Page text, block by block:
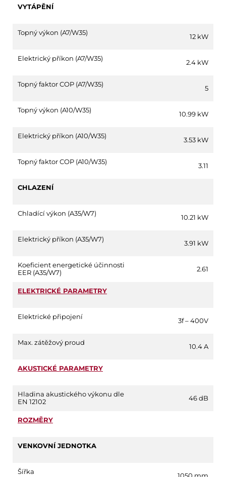
VYTÁPĚNÍ
Topný výkon (A7/W35) 12 kW
Elektrický příkon (A7/W35) 2.4 kW
Topný faktor COP (A7/W35) 5
Topný výkon (A10/W35) 10.99 kW
Elektrický příkon (A10/W35) 3.53 kW
Topný faktor COP (A10/W35) 3.11
CHLAZENÍ
Chladící výkon (A35/W7) 10.21 kW
Elektrický příkon (A35/W7) 3.91 kW
Koeficient energetické účinnosti
EER (A35/W7)
2.61
ELEKTRICKÉ PARAMETRY
Elektrické připojení 3f – 400V
Max. zátěžový proud 10.4 A
AKUSTICKÉ PARAMETRY
Hladina akustického výkonu dle
EN 12102
46 dB
ROZMĚRY
VENKOVNÍ JEDNOTKA
Šířka